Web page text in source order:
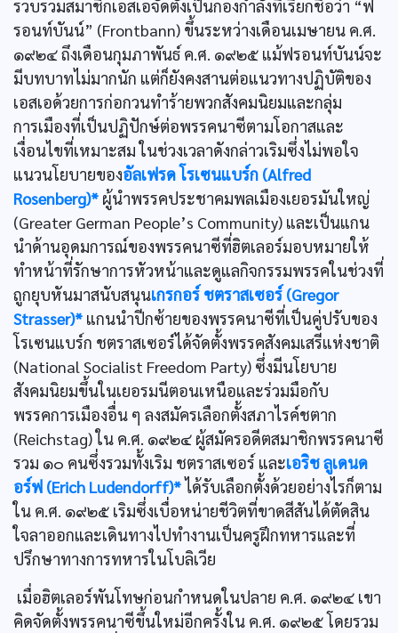
รวบรวมสมาชิกเอสเอจัดตั้งเป็นกองกำลังที่เรียกชื่อว่า “ฟ
รอนท์บันน์” (Frontbann) ขึ้นระหว่างเดือนเมษายน ค.ศ.
๑๙๒๔ ถึงเดือนกุมภาพันธ์ ค.ศ. ๑๙๒๕ แม้ฟรอนท์บันน์จะ
มีบทบาทไม่มากนัก แต่ก็ยังคงสานต่อแนวทางปฏิบัติของ
เอสเอด้วยการก่อกวนทำร้ายพวกสังคมนิยมและกลุ่ม
การเมืองที่เป็นปฏิปักษ์ต่อพรรคนาซีตามโอกาสและ
เงื่อนไขที่เหมาะสม ในช่วงเวลาดังกล่าวเริมซึ่งไม่พอใจ
แนวนโยบายของอัลเฟรด โรเซนแบร์ก (Alfred
Rosenberg)* ผู้นำพรรคประชาคมพลเมืองเยอรมันใหญ่
(Greater German People’s Community) และเป็นแกน
นำด้านอุดมการณ์ของพรรคนาซีที่ฮิตเลอร์มอบหมายให้
ทำหน้าที่รักษาการหัวหน้าและดูแลกิจกรรมพรรคในช่วงที่
ถูกยุบหันมาสนับสนุนเกรกอร์ ชตราสเซอร์ (Gregor
Strasser)* แกนนำปีกซ้ายของพรรคนาซีที่เป็นคู่ปรับของ
โรเซนแบร์ก ชตราสเซอร์ได้จัดตั้งพรรคสังคมเสรีแห่งชาติ
(National Socialist Freedom Party) ซึ่งมีนโยบาย
สังคมนิยมขึ้นในเยอรมนีตอนเหนือและร่วมมือกับ
พรรคการเมืองอื่น ๆ ลงสมัครเลือกตั้งสภาไรค์ชตาก
(Reichstag) ใน ค.ศ. ๑๙๒๔ ผู้สมัครอดีตสมาชิกพรรคนาซี
รวม ๑๐ คนซึ่งรวมทั้งเริม ชตราสเซอร์ และเอริช ลูเดนด
อร์ฟ (Erich Ludendorff)*ได้รับเลือกตั้งด้วยอย่างไรก็ตาม
ใน ค.ศ. ๑๙๒๕ เริมซึ่งเบื่อหน่ายชีวิตที่ขาดสีสันได้ตัดสิน
ใจลาออกและเดินทางไปทำงานเป็นครูฝึกทหารและที่
ปรึกษาทางการทหารในโบลิเวีย
เมื่อฮิตเลอร์พันโทษก่อนกำหนดในปลาย ค.ศ. ๑๙๒๔ เขา
คิดจัดตั้งพรรคนาซีขึ้นใหม่อีกครั้งใน ค.ศ. ๑๙๒๕ โดยรวม